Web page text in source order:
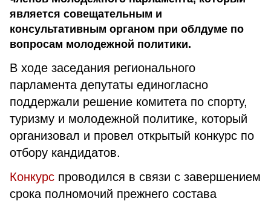
является совещательным и
консультативным органом при облдуме по
вопросам молодежной политики.
В ходе заседания регионального
парламента депутаты единогласно
поддержали решение комитета по спорту,
туризму и молодежной политике, который
организовал и провел открытый конкурс по
отбору кандидатов.
Конкурс проводился в связи с завершением
срока полномочий прежнего состава